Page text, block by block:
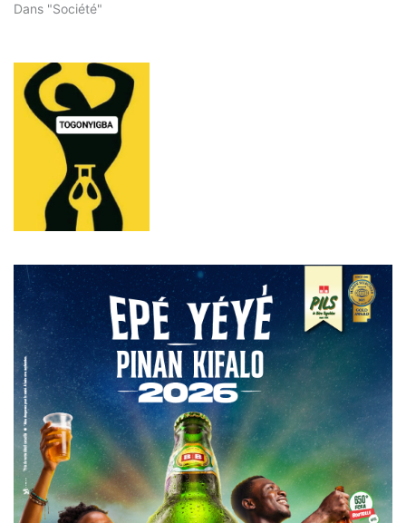
Dans "Société"